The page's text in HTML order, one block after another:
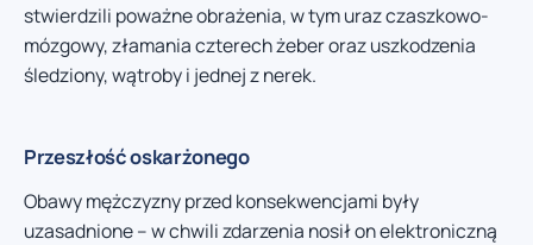
stwierdzili poważne obrażenia, w tym uraz czaszkowo-
mózgowy, złamania czterech żeber oraz uszkodzenia
śledziony, wątroby i jednej z nerek.
Przeszłość oskarżonego
Obawy mężczyzny przed konsekwencjami były
uzasadnione – w chwili zdarzenia nosił on elektroniczną